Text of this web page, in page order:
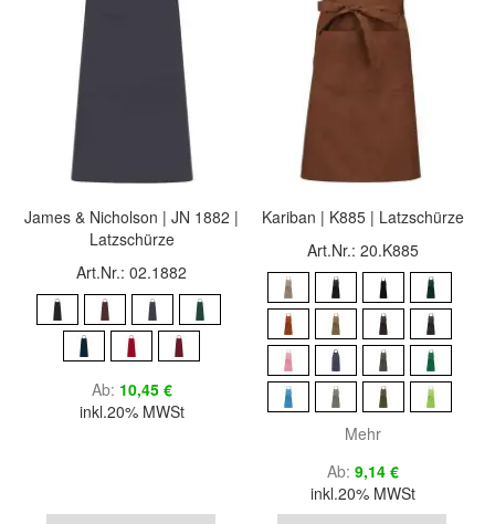
James & Nicholson | JN 1882 |
Latzschürze
Art.Nr.: 02.1882
Ab 10,45 €
inkl.20% MWSt
Kariban | K885 | Latzschürze
Art.Nr.: 20.K885
Mehr
Ab 9,14 €
inkl.20% MWSt